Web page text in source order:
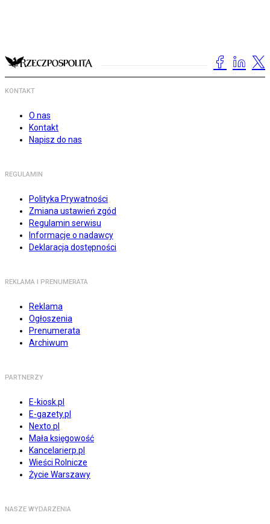
KONTAKT
O nas
Kontakt
Napisz do nas
REGULAMIN
Polityka Prywatności
Zmiana ustawień zgód
Regulamin serwisu
Informacje o nadawcy
Deklaracja dostępności
REKLAMA I PRENUMERATA
Reklama
Ogłoszenia
Prenumerata
Archiwum
PARTNERZY
E-kiosk.pl
E-gazety.pl
Nexto.pl
Mała księgowość
Kancelarierp.pl
Wieści Rolnicze
Życie Warszawy
NASZE WYDARZENIA